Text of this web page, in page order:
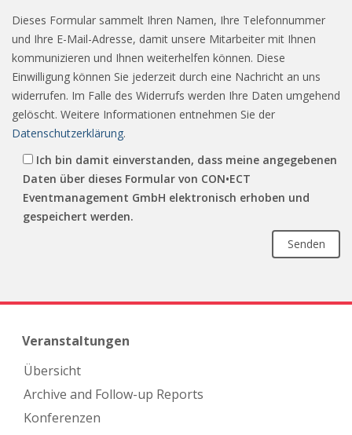
Dieses Formular sammelt Ihren Namen, Ihre Telefonnummer
und Ihre E-Mail-Adresse, damit unsere Mitarbeiter mit Ihnen
kommunizieren und Ihnen weiterhelfen können. Diese
Einwilligung können Sie jederzeit durch eine Nachricht an uns
widerrufen. Im Falle des Widerrufs werden Ihre Daten umgehend
gelöscht. Weitere Informationen entnehmen Sie der
Datenschutzerklärung.
Ich bin damit einverstanden, dass meine angegebenen
Daten über dieses Formular von CON•ECT
Eventmanagement GmbH elektronisch erhoben und
gespeichert werden.
Veranstaltungen
Übersicht
Archive and Follow-up Reports
Konferenzen